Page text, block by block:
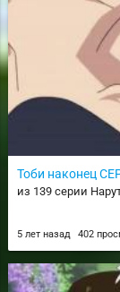
Тоби наконец
из 139 серии
5 лет назад 402